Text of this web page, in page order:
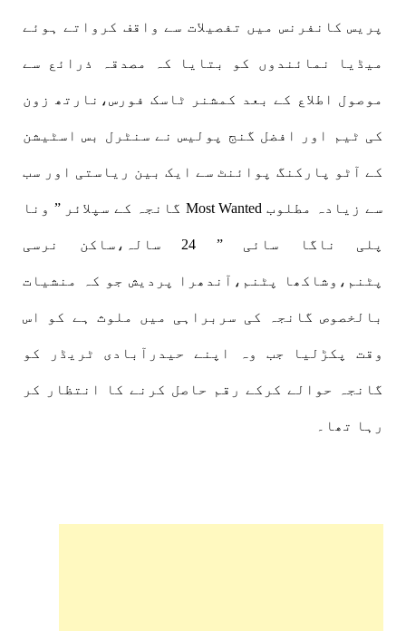
پریس کانفرنس میں تفصیلات سے واقف کرواتے ہوئے
میڈیا نمائندوں کو بتایا کہ مصدقہ ذرائع سے
موصول اطلاع کے بعد کمشنر ٹاسک فورس،نارتھ زون
کی ٹیم اور افضل گنج پولیس نے سنٹرل بس اسٹیشن
کے آٹو پارکنگ پوائنٹ سے ایک بین ریاستی اور سب
سے زیادہ مطلوب Most Wanted گانجہ کے سپلائر ” ونا
پلی ناگا سائی ” 24 سالہ،ساکن نرسی
پٹنم،وشاکھا پٹنم،آندھرا پردیش جو کہ منشیات
بالخصوص گانجہ کی سربراہی میں ملوث ہے کو اس
وقت پکڑلیا جب وہ اپنے حیدرآبادی ٹریڈر کو
گانجہ حوالے کرکے رقم حاصل کرنے کا انتظار کر
رہا تھا۔